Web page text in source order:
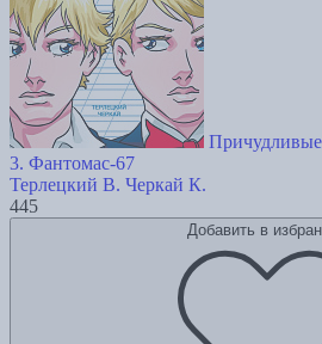
3. Фантомас-67
Терлецкий В. Черкай К.
445
Добавить в